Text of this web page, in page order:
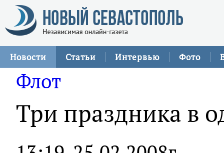
Новости Статьи Интервью Фото
Флот
Три праздника в